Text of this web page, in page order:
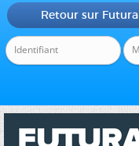
Retour sur Futura